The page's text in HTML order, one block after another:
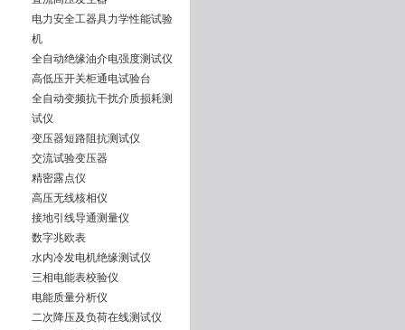
电力安全工器具力学性能试验
机
全自动绝缘油介电强度测试仪
高低压开关柜通电试验台
全自动变频抗干扰介质损耗测
试仪
变压器短路阻抗测试仪
交流试验变压器
精密露点仪
高压无线核相仪
接地引线导通测量仪
数字兆欧表
水内冷发电机绝缘测试仪
三相电能表校验仪
电能质量分析仪
二次降压及负荷在线测试仪